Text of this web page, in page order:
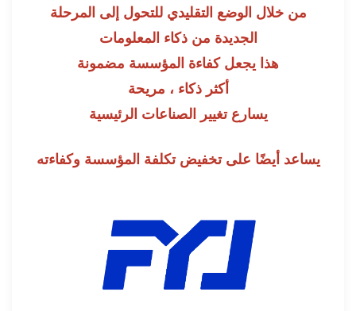
من خلال الوضع التقليدي للتحول إلى المرحلة
الجديدة من ذكاء المعلومات
هذا يجعل كفاءة المؤسسة مضمونة
أكثر ذكاء ، مريحة
يسارع تغيير الصناعات الرئيسية
يساعد أيضًا على تخفيض تكلفة المؤسسة وكفاءته